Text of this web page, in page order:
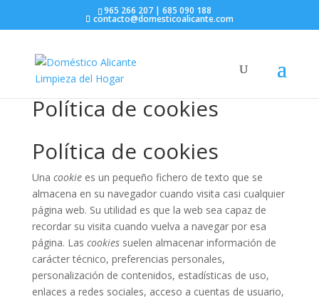
965 266 207 | 685 090 188
contacto@domesticoalicante.com
Política de cookies
Política de cookies
Una cookiees un pequeño fichero de texto que se
almacena en su navegador cuando visita casi cualquier
página web. Su utilidad es que la web sea capaz de
recordar su visita cuando vuelva a navegar por esa
página. Las cookiessuelen almacenar información de
carácter técnico, preferencias personales,
personalización de contenidos, estadísticas de uso,
enlaces a redes sociales, acceso a cuentas de usuario,